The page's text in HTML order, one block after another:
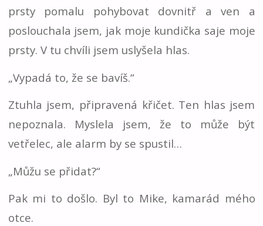
prsty pomalu pohybovat dovnitř a ven a
poslouchala jsem, jak moje kundička saje moje
prsty. V tu chvíli jsem uslyšela hlas.
„Vypadá to, že se bavíš.“
Ztuhla jsem, připravená křičet. Ten hlas jsem
nepoznala. Myslela jsem, že to může být
vetřelec, ale alarm by se spustil…
„Můžu se přidat?“
Pak mi to došlo. Byl to Mike, kamarád mého
otce.